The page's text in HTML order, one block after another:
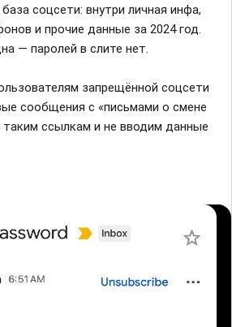
соцсети: внутри личная инфа,
и прочие данные за 2024 год.
— паролей в слите нет.
запрещённой соцсети
сообщения с «письмами о смене
ссылкам и не вводим данные